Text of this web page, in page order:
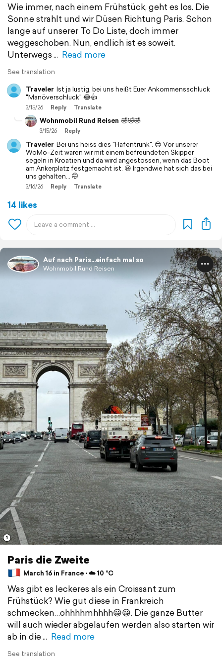
Wie immer, nach einem Frühstück, geht es los. Die
Sonne strahlt und wir Düsen Richtung Paris. Schon
lange auf unserer To Do Liste, doch immer
weggeschoben. Nun, endlich ist es soweit.
Unterwegs
Read more
See translation
Traveler Ist ja lustig, bei uns heißt Euer Ankommensschluck
"Manöverschluck" 😂👍
3/15/26 Reply Translate
Wohnmobil Rund Reisen 🤣🤣🤣
3/15/26 Reply
Traveler Bei uns heiss dies "Hafentrunk". 😎 Vor unserer
WoMo-Zeit waren wir mit einem befreundeten Skipper
segeln in Kroatien und da wird angestossen, wenn das Boot
am Ankerplatz festgemacht ist. 😃 Irgendwie hat sich das bei
uns gehalten... 🤭
3/16/26 Reply Translate
14 likes
Auf nach Paris…einfach mal so
Wohnmobil Rund Reisen
1
Paris die Zweite
March 16 in France ⋅ ☁️ 10 °C
Was gibt es leckeres als ein Croissant zum
Frühstück? Wie gut diese in Frankreich
schmecken…ohhhhmhhhh😀😀. Die ganze Butter
will auch wieder abgelaufen werden also starten wir
ab in die
Read more
See translation